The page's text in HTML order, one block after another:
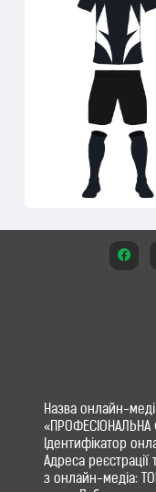
Назва онлайн-
«ПРОФЕСІОНАЛЬНА
Ідентифікатор
Адреса реєстрації
з онлайн-медіа: